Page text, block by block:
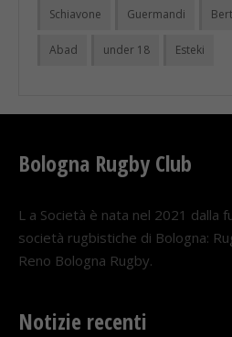
Schiavone Guermandi
Abad under 18 Esteki
Bologna Rugby Club
L a Società è nata nel 2021 dalla
società rugbistiche di Bologna:
Reno Bologna Rugby.
Notizie recenti